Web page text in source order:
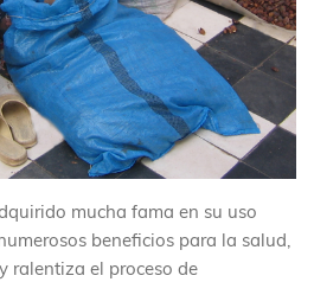
mucha fama en su uso
beneficios para la salud,
ralentiza el proceso de